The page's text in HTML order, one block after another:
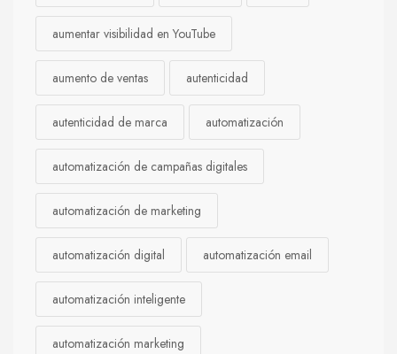
aumentar visibilidad en YouTube
aumento de ventas autenticidad
autenticidad de marca automatización
automatización de campañas digitales
automatización de marketing
automatización digital automatización email
automatización inteligente
automatización marketing